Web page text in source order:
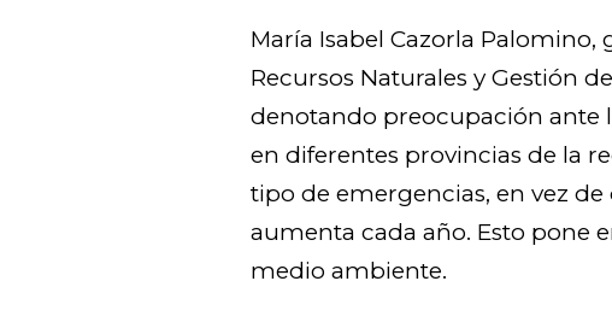
María Isabel Cazorla Palomino,
Recursos Naturales y Gestión
denotando preocupación ante
en diferentes provincias de la
tipo de emergencias, en vez
aumenta cada año. Esto pone
medio ambiente.